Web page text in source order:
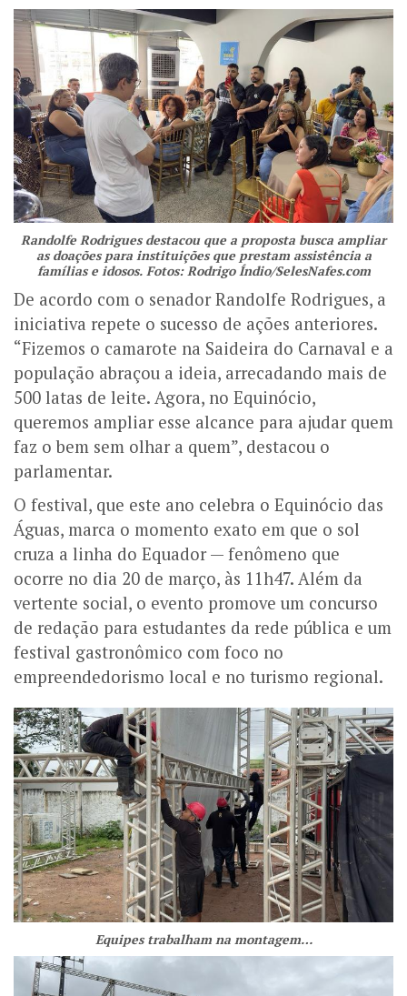
Randolfe Rodrigues destacou que a proposta busca ampliar
as doações para instituições que prestam assistência a
famílias e idosos. Fotos: Rodrigo Índio/SelesNafes.com
De acordo com o senador Randolfe Rodrigues, a
iniciativa repete o sucesso de ações anteriores.
“Fizemos o camarote na Saideira do Carnaval e a
população abraçou a ideia, arrecadando mais de
500 latas de leite. Agora, no Equinócio,
queremos ampliar esse alcance para ajudar quem
faz o bem sem olhar a quem”, destacou o
parlamentar.
O festival, que este ano celebra o Equinócio das
Águas, marca o momento exato em que o sol
cruza a linha do Equador — fenômeno que
ocorre no dia 20 de março, às 11h47. Além da
vertente social, o evento promove um concurso
de redação para estudantes da rede pública e um
festival gastronômico com foco no
empreendedorismo local e no turismo regional.
Equipes trabalham na montagem…